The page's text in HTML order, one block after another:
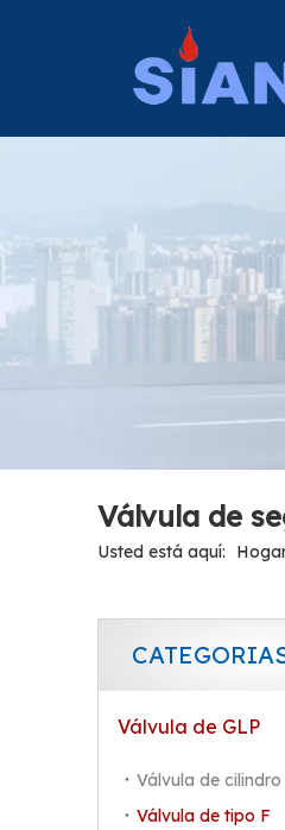
Válvula de
Usted está aquí:
Válvula de GLP
Válvula de
Válvula de tipo F